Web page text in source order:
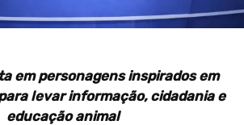
em personagens inspirados em
levar informação, cidadania e
educação animal